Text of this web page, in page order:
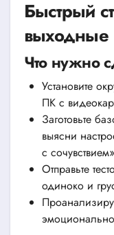
Быстрый
выходные
Что нужно
Установите
ПК с
Заготовьте
выясни
с
Отправьте
одиноко и